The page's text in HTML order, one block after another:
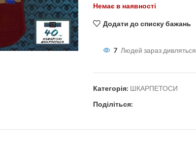
Немає в наявності
Додати до списку бажань
7 Людей зараз
Категорія: ШКАРПЕТОСИ
Поділіться: